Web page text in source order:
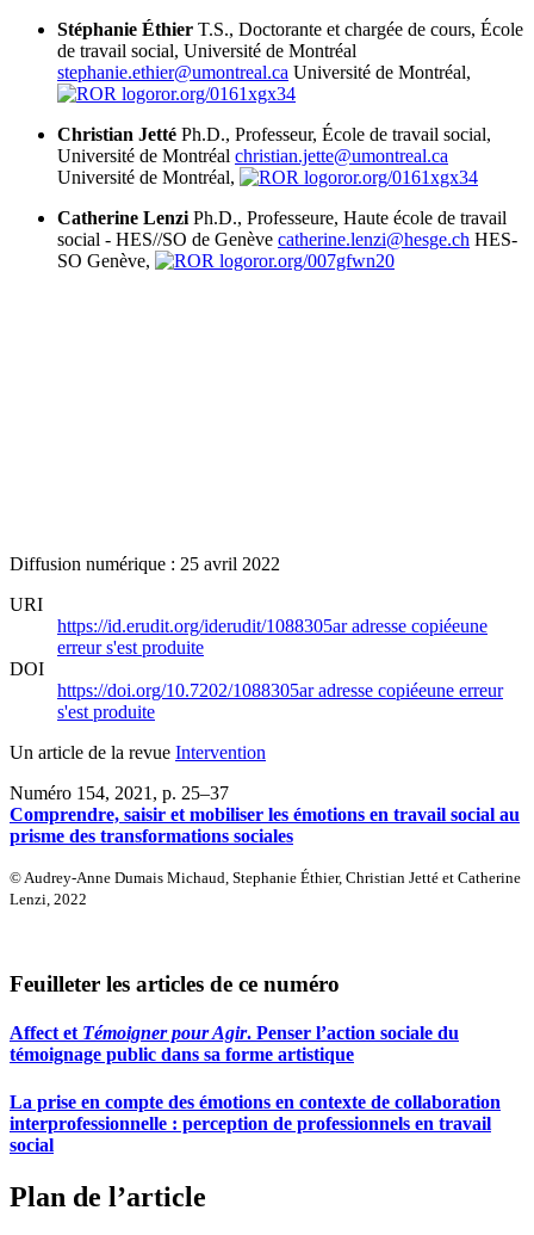
Stéphanie Éthier T.S., Doctorante et chargée de cours, École
de travail social, Université de Montréal
stephanie.ethier@umontreal.ca Université de Montréal,
ror.org/0161xgx34
Christian Jetté Ph.D., Professeur, École de travail social,
Université de Montréal christian.jette@umontreal.ca
Université de Montréal,
ror.org/0161xgx34
Catherine Lenzi Ph.D., Professeure, Haute école de travail
social - HES//SO de Genève catherine.lenzi@hesge.ch HES-
SO Genève,
ror.org/007gfwn20
Diffusion numérique : 25 avril 2022
URI
https://id.erudit.org/iderudit/1088305aradresse copiéeune
erreur s'est produite
DOI
https://doi.org/10.7202/1088305aradresse copiéeune erreur
s'est produite
Un article de la revue Intervention
Numéro 154, 2021 , p. 25–37
Comprendre, saisir et mobiliser les émotions en travail social au
prisme des transformations sociales
© Audrey-Anne Dumais Michaud, Stephanie Éthier, Christian Jetté et Catherine
Lenzi, 2022
Feuilleter les articles de ce numéro
Affect et Témoigner pour Agir. Penser l’action sociale du
témoignage public dans sa forme artistique
La prise en compte des émotions en contexte de collaboration
interprofessionnelle : perception de professionnels en travail
social
Plan de l’article